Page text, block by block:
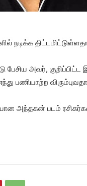
அவர்,
அந்தகன் படம்